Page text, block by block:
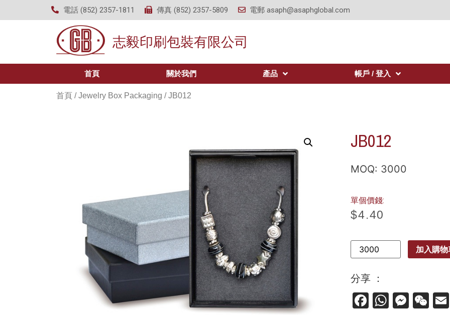
電話 (852) 2357-1811 傳真 (852) 2357-5809 電郵asaph@asaphglobal.com
志毅印刷包裝有限公司
首頁 關於我們 產品 帳戶 / 登入
首頁 /Jewelry Box Packaging / JB012
JB012
MOQ: 3000
單個價錢:
$4.40
加入購物
分享 ：
Facebook